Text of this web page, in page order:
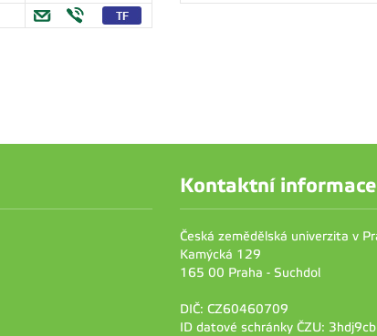
Kontaktní informace
Česká zemědělská univerzita v
Kamýcká 129
165 00 Praha - Suchdol
DIČ: CZ60460709
ID datové schránky ČZU: 3hdj9cb